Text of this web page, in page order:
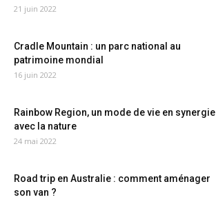
21 juin 2022
Cradle Mountain : un parc national au
patrimoine mondial
16 juin 2022
Rainbow Region, un mode de vie en synergie
avec la nature
24 mai 2022
Road trip en Australie : comment aménager
son van ?